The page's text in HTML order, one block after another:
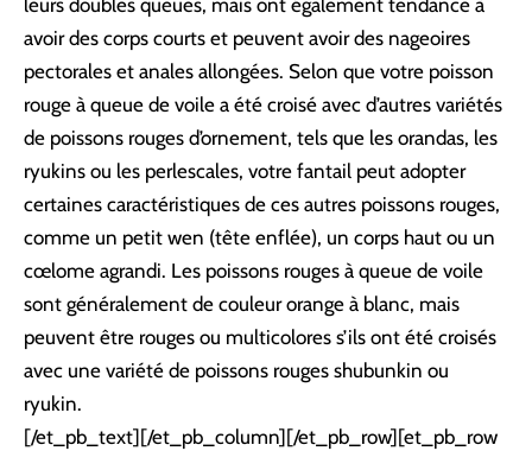
leurs doubles queues, mais ont également tendance à
avoir des corps courts et peuvent avoir des nageoires
pectorales et anales allongées. Selon que votre poisson
rouge à queue de voile a été croisé avec d’autres variétés
de poissons rouges d’ornement, tels que les orandas, les
ryukins ou les perlescales, votre fantail peut adopter
certaines caractéristiques de ces autres poissons rouges,
comme un petit wen (tête enflée), un corps haut ou un
cœlome agrandi. Les poissons rouges à queue de voile
sont généralement de couleur orange à blanc, mais
peuvent être rouges ou multicolores s’ils ont été croisés
avec une variété de poissons rouges shubunkin ou
ryukin.
[/et_pb_text][/et_pb_column][/et_pb_row][et_pb_row